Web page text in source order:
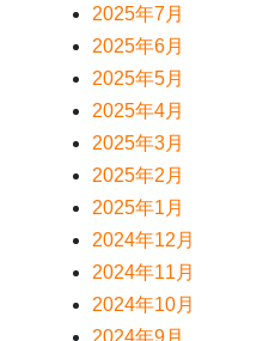
2025年7月
2025年6月
2025年5月
2025年4月
2025年3月
2025年2月
2025年1月
2024年12月
2024年11月
2024年10月